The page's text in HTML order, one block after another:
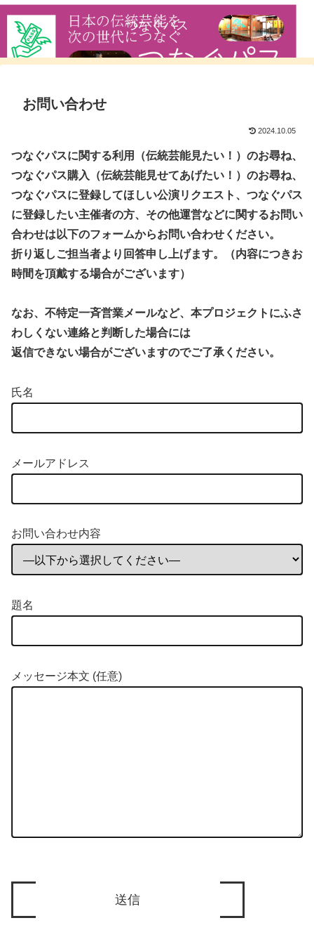
つなぐパス
お問い合わせ
2024.10.05
つなぐパスに関する利用（伝統芸能見たい！）のお尋ね、
つなぐパス購入（伝統芸能見せてあげたい！）のお尋ね、
つなぐパスに登録してほしい公演リクエスト、つなぐパス
に登録したい主催者の方、その他運営などに関するお問い
合わせは以下のフォームからお問い合わせください。
折り返しご担当者より回答申し上げます。（内容につきお
時間を頂戴する場合がございます）
なお、不特定一斉営業メールなど、本プロジェクトにふさ
わしくない連絡と判断した場合には
返信できない場合がございますのでご了承ください。
氏名
メールアドレス
お問い合わせ内容
題名
メッセージ本文 (任意)